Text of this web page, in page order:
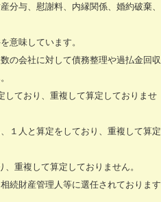
分与、慰謝料、内縁関係、婚約破棄、
意味しています。
の会社に対して債務整理や過払金回収
しており、重複して算定しておりませ
１人と算定をしており、重複して算定
重複して算定しておりません。
続財産管理人等に選任されております